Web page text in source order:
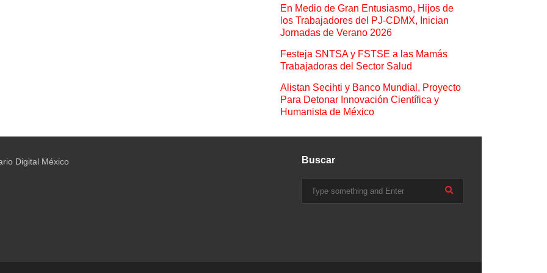
En Medio de Gran Entusiasmo, Hijos de
los Trabajadores del PJ-CDMX, Inician
Jornadas de Verano 2026
Festeja SNTSA y FSTSE a las Mamás
Trabajadoras del Sector Salud
Alistan Secihti y Banco Mundial, Proyecto
Para Detonar Innovación Científica y
Humanista de México
Digital México Buscar